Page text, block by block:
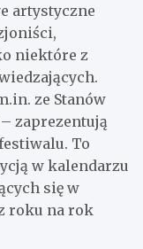
artystyczne
niektóre z
ze Stanów
zaprezentują
To
w kalendarzu
się w
roku na rok